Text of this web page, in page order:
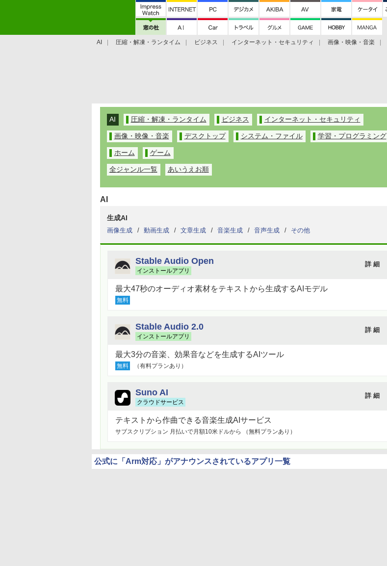
AI 圧縮・解凍・ランタイム ビジネス インターネット・セキュリティ 画像・映像・音楽
AI 圧縮・解凍・ランタイム ビジネス インターネット・セキュリティ
画像・映像・音楽 デスクトップ システム・ファイル 学習・プログラミング
ホーム ゲーム
全ジャンル一覧 あいうえお順
AI
生成AI
画像生成
動画生成 文章生成 音楽生成 音声生成 その他
Stable Audio Open
インストールアプリ
詳 細
最大47秒のオーディオ素材をテキストから生成するAIモデル
無料
Stable Audio 2.0
インストールアプリ
詳 細
最大3分の音楽、効果音などを生成するAIツール
無料 （有料プランあり）
Suno AI
クラウドサービス
詳 細
テキストから作曲できる音楽生成AIサービス
サブスクリプション 月払いで月額10米ドルから （無料プランあり）
公式に「Arm対応」がアナウンスされているアプリ一覧